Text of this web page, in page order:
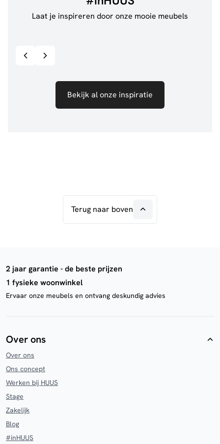
Laat je inspireren door onze mooie meubels
Bekijk al onze inspiratie
Terug naar boven
2 jaar garantie - de beste prijzen
1 fysieke woonwinkel
Ervaar onze meubels en ontvang deskundig advies
Over ons
Over ons
Ons concept
Werken bij HUUS
Stage
Zakelijk
Blog
#inHUUS